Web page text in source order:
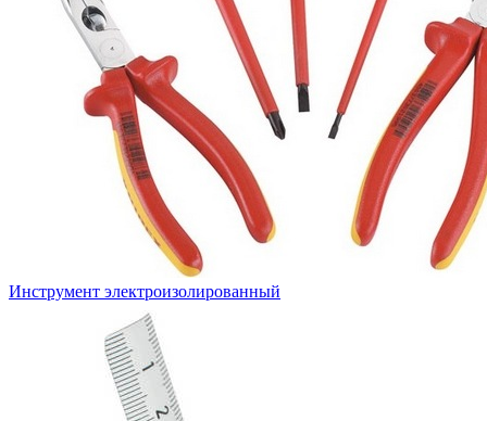
Инструмент электроизолированный